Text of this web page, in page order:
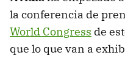
la conferencia de
World Congress de
que lo que van a